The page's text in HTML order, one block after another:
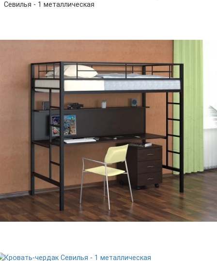
Севилья - 1 металлическая